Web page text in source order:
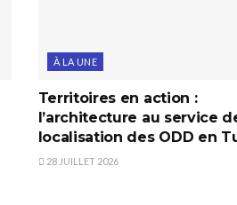
À LA UNE
Territoires en action :
l’architecture au service
localisation des ODD en
28 JUILLET 2026